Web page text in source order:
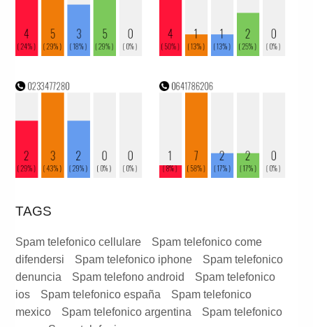
TAGS
Spam telefonico cellulare
Spam telefonico come
difendersi
Spam telefonico iphone
Spam telefonico
denuncia
Spam telefono android
Spam telefonico
ios
Spam telefonico españa
Spam telefonico
mexico
Spam telefonico argentina
Spam telefonico